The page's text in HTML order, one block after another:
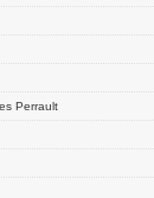
Perrault